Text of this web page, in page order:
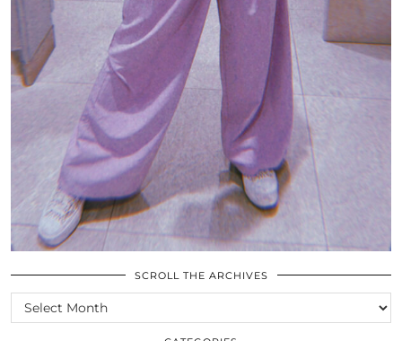
SCROLL THE ARCHIVES
SCROLL
THE